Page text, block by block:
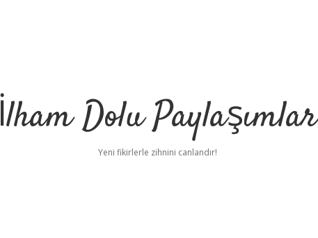
İlham Dolu Paylaşımlar
Yeni fikirlerle zihnini canlandır!